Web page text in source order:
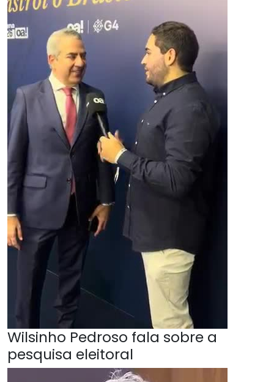
Wilsinho Pedroso fala sobre a
pesquisa eleitoral